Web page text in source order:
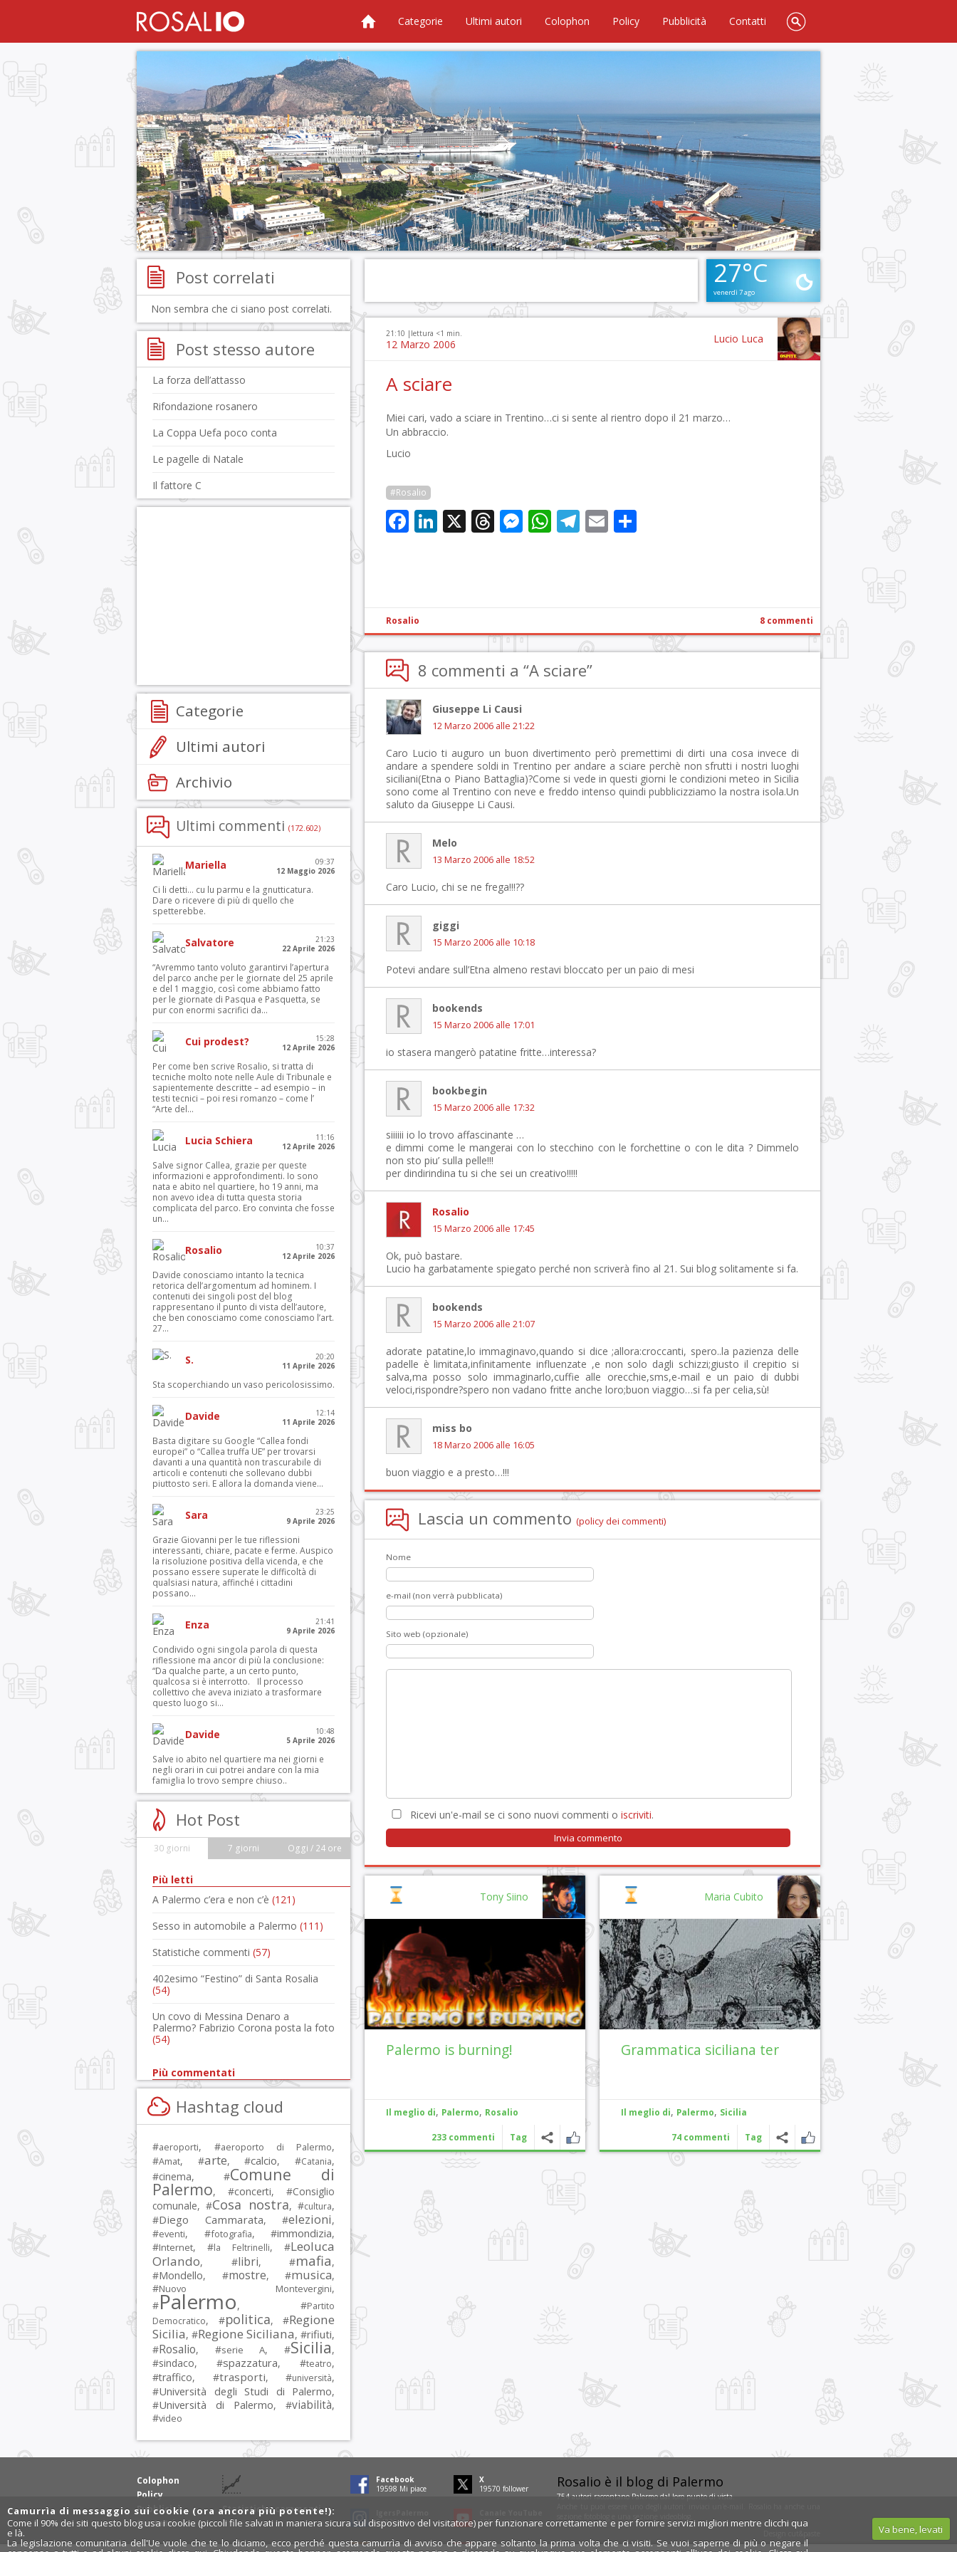
Categorie Ultimi autori Colophon Policy Pubblicità Contatti
27°C
venerdì 7 ago
21:10 | lettura <1 min.
12 Marzo 2006 Lucio Luca
A sciare
Miei cari, vado a sciare in Trentino…ci si sente al rientro dopo il 21 marzo…
Un abbraccio.
Lucio
#Rosalio
Facebook
LinkedIn
X Threads
Messenger
WhatsApp
Telegram
Email
Rosalio 8 commenti
8 commenti a “A sciare”
Giuseppe Li Causi
12 Marzo 2006 alle 21:22
Caro Lucio ti auguro un buon divertimento però premettimi di dirti una cosa invece di
andare a spendere soldi in Trentino per andare a sciare perchè non sfrutti i nostri luoghi
siciliani(Etna o Piano Battaglia)?Come si vede in questi giorni le condizioni meteo in Sicilia
sono come al Trentino con neve e freddo intenso quindi pubblicizziamo la nostra isola.Un
saluto da Giuseppe Li Causi.
Melo
13 Marzo 2006 alle 18:52
Caro Lucio, chi se ne frega!!!??
giggi
15 Marzo 2006 alle 10:18
Potevi andare sull’Etna almeno restavi bloccato per un paio di mesi
bookends
15 Marzo 2006 alle 17:01
io stasera mangerò patatine fritte…interessa?
bookbegin
15 Marzo 2006 alle 17:32
siiiiii io lo trovo affascinante …
e dimmi come le mangerai con lo stecchino con le forchettine o con le dita ? Dimmelo
non sto piu’ sulla pelle!!!
per dindirindina tu si che sei un creativo!!!!!
Rosalio
15 Marzo 2006 alle 17:45
Ok, può bastare.
Lucio ha garbatamente spiegato perché non scriverà fino al 21. Sui blog solitamente si fa.
bookends
15 Marzo 2006 alle 21:07
adorate patatine,lo immaginavo,quando si dice ;allora:croccanti, spero..la pazienza delle
padelle è limitata,infinitamente influenzate ,e non solo dagli schizzi;giusto il crepitio si
salva,ma posso solo immaginarlo,cuffie alle orecchie,sms,e-mail e un paio di dubbi
veloci,rispondre?spero non vadano fritte anche loro;buon viaggio…si fa per celia,sù!
miss bo
18 Marzo 2006 alle 16:05
buon viaggio e a presto…!!!
Lascia un commento (policy dei commenti)
Nome
e-mail (non verrà pubblicata)
Sito web (opzionale)
Ricevi un'e-mail se ci sono nuovi commenti o iscriviti.
Maria Cubito
Grammatica siciliana ter
Il meglio di, Palermo, Sicilia
74 commenti Tag
Tony Siino
Palermo is burning!
Il meglio di, Palermo, Rosalio
233 commenti Tag
Post correlati
Non sembra che ci siano post correlati.
Post stesso autore
La forza dell’attasso
Rifondazione rosanero
La Coppa Uefa poco conta
Le pagelle di Natale
Il fattore C
Categorie
Ultimi autori
Archivio
Ultimi commenti (172.602)
Mariella
09:37
12 Maggio 2026
Ci li detti… cu lu parmu e la gnutticatura.
Dare o ricevere di più di quello che
spetterebbe.
Salvatore
21:23
22 Aprile 2026
“Avremmo tanto voluto garantirvi l’apertura
del parco anche per le giornate del 25 aprile
e del 1 maggio, così come abbiamo fatto
per le giornate di Pasqua e Pasquetta, se
pur con enormi sacrifici da...
Cui prodest?
15:28
12 Aprile 2026
Per come ben scrive Rosalio, si tratta di
tecniche molto note nelle Aule di Tribunale e
sapientemente descritte – ad esempio – in
testi tecnici – poi resi romanzo – come l’
“Arte del...
Lucia Schiera
11:16
12 Aprile 2026
Salve signor Callea, grazie per queste
informazioni e approfondimenti. Io sono
nata e abito nel quartiere, ho 19 anni, ma
non avevo idea di tutta questa storia
complicata del parco. Ero convinta che fosse
un...
Rosalio
10:37
12 Aprile 2026
Davide conosciamo intanto la tecnica
retorica dell’argomentum ad hominem. I
contenuti dei singoli post del blog
rappresentano il punto di vista dell’autore,
che ben conosciamo come conosciamo l’art.
27...
S.
20:20
11 Aprile 2026
Sta scoperchiando un vaso pericolosissimo.
Davide
12:14
11 Aprile 2026
Basta digitare su Google “Callea fondi
europei” o “Callea truffa UE” per trovarsi
davanti a una quantità non trascurabile di
articoli e contenuti che sollevano dubbi
piuttosto seri. E allora la domanda viene...
Sara
23:25
9 Aprile 2026
Grazie Giovanni per le tue riflessioni
interessanti, chiare, pacate e ferme. Auspico
la risoluzione positiva della vicenda, e che
possano essere superate le difficoltà di
qualsiasi natura, affinché i cittadini
possano...
Enza
21:41
9 Aprile 2026
Condivido ogni singola parola di questa
riflessione ma ancor di più la conclusione:
“Da qualche parte, a un certo punto,
qualcosa si è interrotto. Il processo
collettivo che aveva iniziato a trasformare
questo luogo si...
Davide
10:48
5 Aprile 2026
Salve io abito nel quartiere ma nei giorni e
negli orari in cui potrei andare con la mia
famiglia lo trovo sempre chiuso..
Hot Post
30 giorni 7 giorni Oggi / 24 ore
Più letti
A Palermo c’era e non c’è (121)
Sesso in automobile a Palermo (111)
Statistiche commenti (57)
402esimo “Festino” di Santa Rosalia
(54)
Un covo di Messina Denaro a
Palermo? Fabrizio Corona posta la foto
(54)
Più commentati
Hashtag cloud
#aeroporti, #aeroporto di Palermo,
#Amat, #arte, #calcio, #Catania,
#cinema, #Comune di
Palermo, #concerti, #Consiglio
comunale, #Cosa nostra, #cultura,
#Diego Cammarata, #elezioni,
#eventi, #fotografia, #immondizia,
#Internet, #la Feltrinelli, #Leoluca
Orlando, #libri, #mafia,
#Mondello, #mostre, #musica,
#Nuovo Montevergini,
#Palermo, #Partito
Democratico, #politica, #Regione
Sicilia, #Regione Siciliana, #rifiuti,
#Rosalio, #serie A, #Sicilia,
#sindaco, #spazzatura, #teatro,
#traffico, #trasporti, #università,
#Università degli Studi di Palermo,
#Università di Palermo, #viabilità,
#video
Colophon
Policy
Pubblicità
Contatti
Statistiche commenti
Facebook
19797 Mi piace
X
19771 follower
34678follower
136iscritti
Feed RSS
Notifiche desktop
Rosalio è il blog di Palermo
754 autori raccontano Palermo dal loro punto di vista.
e una sezione
Camurrìa di messaggio sui cookie (ora ancora più potente!):
Come il 90% dei siti questo blog usa i cookie (piccoli file salvati in maniera sicura sul dispositivo del visitatore) per funzionare correttamente e per fornire servizi migliori mentre clicchi qua
e là.
La legislazione comunitaria dell'Ue vuole che te lo diciamo, ecco perché questa camurrìa di avviso che appare soltanto la prima volta che ci visiti. Se vuoi saperne di più o negare il
Va bene, levati